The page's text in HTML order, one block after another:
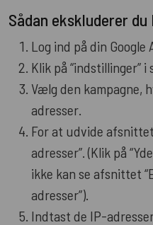
Sådan ekskluderer
Log ind på din Google
Klik på “indstillinger”
Vælg den kampagne,
adresser.
For at udvide
adresser”. (Klik på
ikke kan se afsnittet
adresser”).
Indtast de IP-